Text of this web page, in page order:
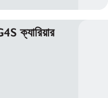
ক্যারিয়ার